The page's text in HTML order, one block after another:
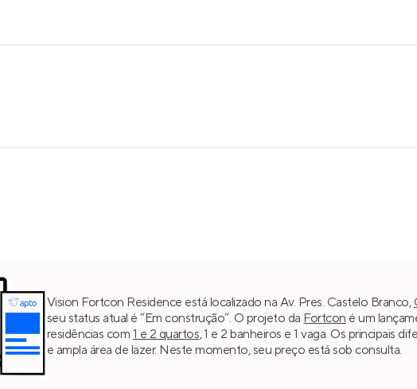
Vision Fortcon Residence está localizado na Av. Pres. Castelo Branco,
seu status atual é “Em construção”. O projeto da Fortcon é um
residências com 1 e 2 quartos, 1 e 2 banheiros e 1 vaga. Os principais
e ampla área de lazer. Neste momento, seu preço está sob consulta.